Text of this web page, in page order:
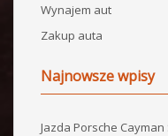
Wynajem aut
Zakup auta
Najnowsze wpisy
Jazda Porsche Cayman